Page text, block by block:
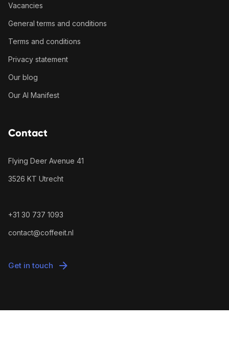
Vacancies
General terms and conditions
Terms and conditions
Privacy statement
Our blog
Our AI Manifest
Contact
Flying Deer Avenue 41
3526 KT Utrecht
+31 30 737 1093
contact@coffeeit.nl
Get in touch